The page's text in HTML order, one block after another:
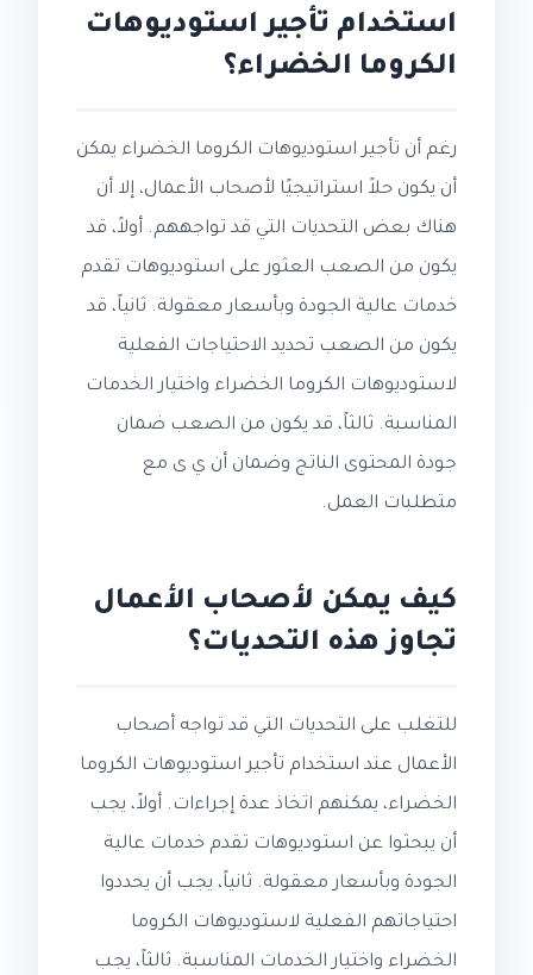
استخدام تأجير استوديوهات
الكروما الخضراء؟
رغم أن تأجير استوديوهات الكروما الخضراء يمكن
أن يكون حلاً استراتيجيًا لأصحاب الأعمال، إلا أن
هناك بعض التحديات التي قد تواجههم. أولاً، قد
يكون من الصعب العثور على استوديوهات تقدم
خدمات عالية الجودة وبأسعار معقولة. ثانياً، قد
يكون من الصعب تحديد الاحتياجات الفعلية
لاستوديوهات الكروما الخضراء واختيار الخدمات
المناسبة. ثالثاً، قد يكون من الصعب ضمان
جودة المحتوى الناتج وضمان أن ي ى مع
متطلبات العمل.
كيف يمكن لأصحاب الأعمال
تجاوز هذه التحديات؟
للتغلب على التحديات التي قد تواجه أصحاب
الأعمال عند استخدام تأجير استوديوهات الكروما
الخضراء، يمكنهم اتخاذ عدة إجراءات. أولاً، يجب
أن يبحثوا عن استوديوهات تقدم خدمات عالية
الجودة وبأسعار معقولة. ثانياً، يجب أن يحددوا
احتياجاتهم الفعلية لاستوديوهات الكروما
الخضراء واختيار الخدمات المناسبة. ثالثاً، يجب